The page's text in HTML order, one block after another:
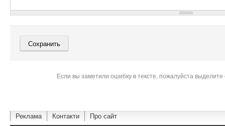
Если вы заметили ошибку в тексте, пожалуйста
Реклама Контакти Про сайт